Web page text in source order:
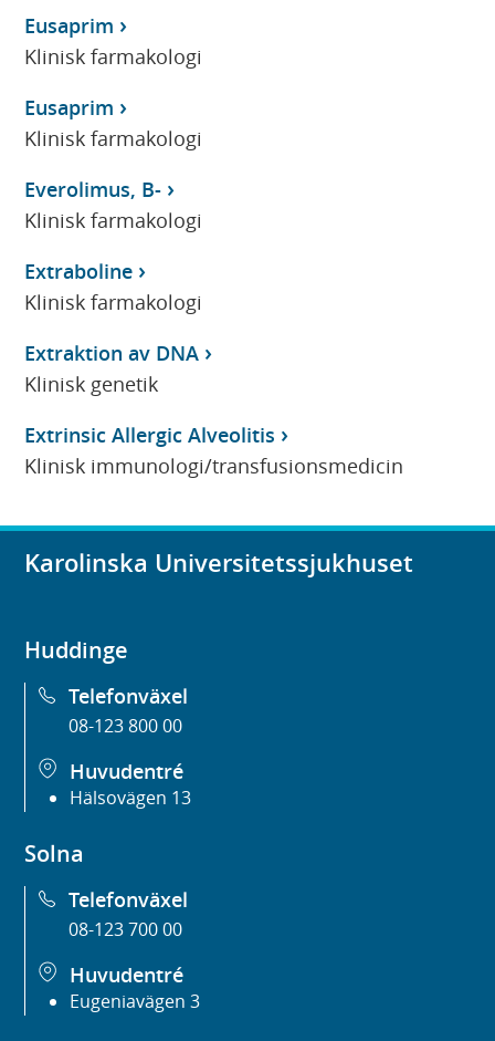
Eusaprim
Klinisk farmakologi
Eusaprim
Klinisk farmakologi
Everolimus, B-
Klinisk farmakologi
Extraboline
Klinisk farmakologi
Extraktion av DNA
Klinisk genetik
Extrinsic Allergic Alveolitis
Klinisk immunologi/transfusionsmedicin
Karolinska Universitetssjukhuset
Huddinge
Telefonväxel
08-123 800 00
Huvudentré
Hälsovägen 13
Solna
Telefonväxel
08-123 700 00
Huvudentré
Eugeniavägen 3